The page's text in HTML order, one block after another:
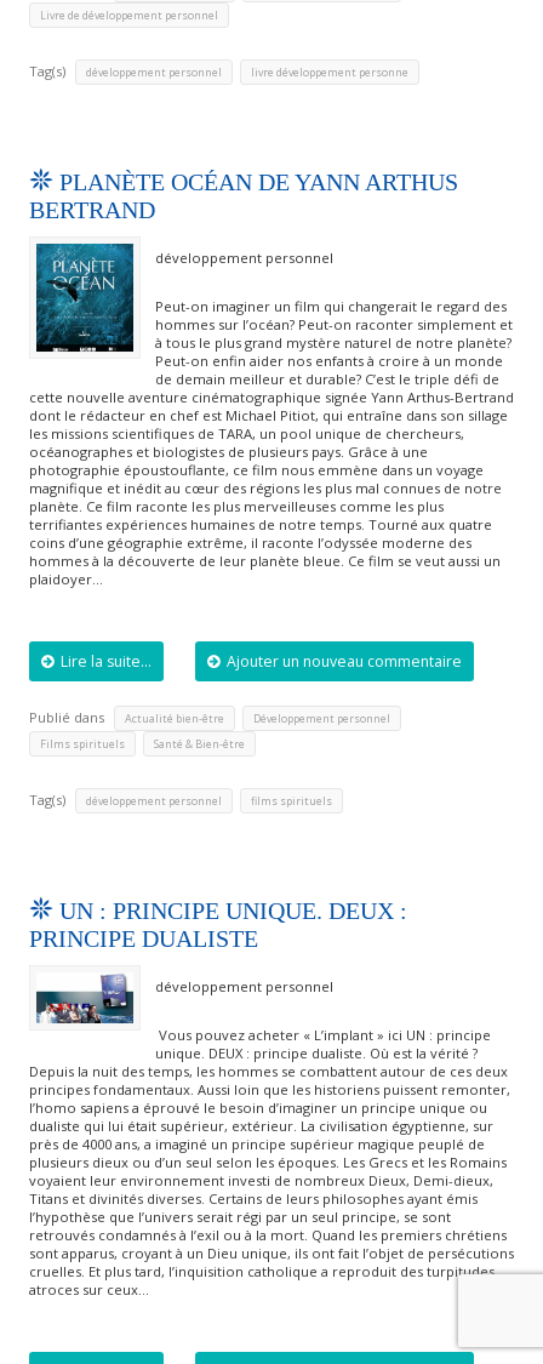
Livre de développement personnel
Tag(s) développement personnel livre développement personne
PLANÈTE OCÉAN DE YANN ARTHUS
BERTRAND
développement personnel
Peut-on imaginer un film qui changerait le regard des
hommes sur l’océan? Peut-on raconter simplement et
à tous le plus grand mystère naturel de notre planète?
Peut-on enfin aider nos enfants à croire à un monde
de demain meilleur et durable? C’est le triple défi de
cette nouvelle aventure cinématographique signée Yann Arthus-Bertrand
dont le rédacteur en chef est Michael Pitiot, qui entraîne dans son sillage
les missions scientifiques de TARA, un pool unique de chercheurs,
océanographes et biologistes de plusieurs pays. Grâce à une
photographie époustouflante, ce film nous emmène dans un voyage
magnifique et inédit au cœur des régions les plus mal connues de notre
planète. Ce film raconte les plus merveilleuses comme les plus
terrifiantes expériences humaines de notre temps. Tourné aux quatre
coins d’une géographie extrême, il raconte l’odyssée moderne des
hommes à la découverte de leur planète bleue. Ce film se veut aussi un
plaidoyer…
Lire la suite... Ajouter un nouveau commentaire
Publié dans Actualité bien-être Développement personnel
Films spirituels Santé & Bien-être
Tag(s) développement personnel films spirituels
UN : PRINCIPE UNIQUE. DEUX :
PRINCIPE DUALISTE
développement personnel
Vous pouvez acheter « L’implant » ici UN : principe
unique. DEUX : principe dualiste. Où est la vérité ?
Depuis la nuit des temps, les hommes se combattent autour de ces deux
principes fondamentaux. Aussi loin que les historiens puissent remonter,
l’homo sapiens a éprouvé le besoin d’imaginer un principe unique ou
dualiste qui lui était supérieur, extérieur. La civilisation égyptienne, sur
près de 4000 ans, a imaginé un principe supérieur magique peuplé de
plusieurs dieux ou d’un seul selon les époques. Les Grecs et les Romains
voyaient leur environnement investi de nombreux Dieux, Demi-dieux,
Titans et divinités diverses. Certains de leurs philosophes ayant émis
l’hypothèse que l’univers serait régi par un seul principe, se sont
retrouvés condamnés à l’exil ou à la mort. Quand les premiers chrétiens
sont apparus, croyant à un Dieu unique, ils ont fait l’objet de persécutions
cruelles. Et plus tard, l’inquisition catholique a reproduit des turpitudes
atroces sur ceux…